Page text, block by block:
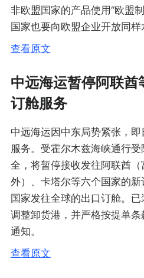
非欧盟国家的产品使用“欧盟
国家也要向欧盟企业开放同样
查看原文
中远海运暂停阿联
订舱服务
中远海运因中东局势紧张，
服务。受霍尔木兹海峡通行
全，将暂停接收发往阿联酋
外）、卡塔尔等六个国家的
国家发往全球的出口订舱。
调整卸货港，并严格按提单
通知。
查看原文